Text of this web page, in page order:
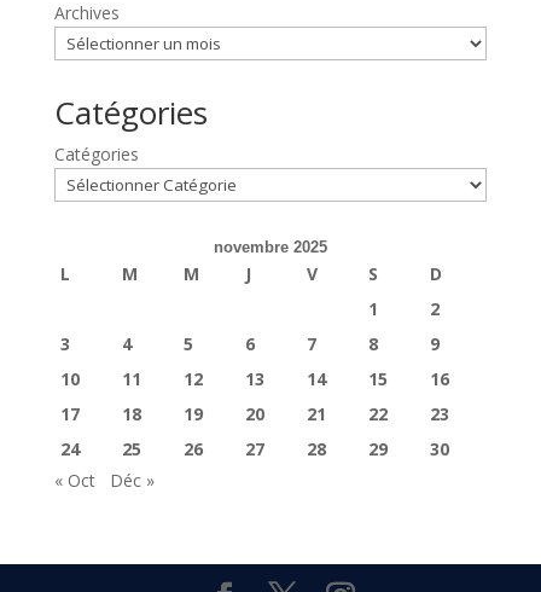
Archives
Catégories
Catégories
novembre 2025
L M M J V S
D
1
2
3
4 5 6 7 8
9
10
11 12 13 14 15
16
17
18 19 20 21 22
23
24
25 26 27 28 29
30
« Oct
Déc »